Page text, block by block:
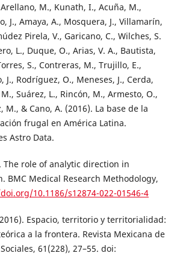
M., Kunath, I., Acuña, M.,
J., Amaya, A., Mosquera, J., Villamarín,
Pirela, V., Garicano, C., Wilches, S.
L., Duque, O., Arias, V. A., Bautista,
S., Contreras, M., Trujillo, E.,
J., Rodríguez, O., Meneses, J., Cerda,
Suárez, L., Rincón, M., Armesto, O.,
M., & Cano, A. (2016). La base de la
frugal en América Latina.
Astro Data.
The role of analytic direction in
BMC Medical Research Methodology,
10.1186/s12874-022-01546-4
Espacio, territorio y territorialidad:
a la frontera. Revista Mexicana de
61(228), 27–55. doi: